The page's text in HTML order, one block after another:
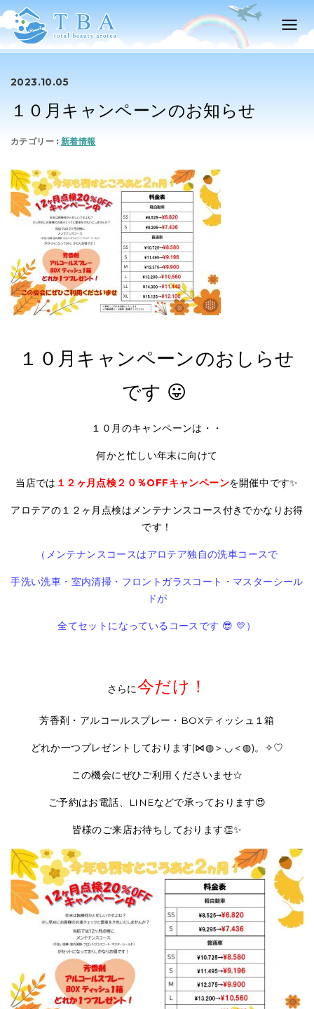
2023.10.05
１０月キャンペーンのお知らせ
新着情報
１０月キャンペーンのおしらせ
です 😛
１０月のキャンペーンは・・
何かと忙しい年末に向けて
当店では １２ヶ月点検２０％OFFキャンペーンを開催中です✨
アロテアの１２ヶ月点検はメンテナンスコース付きでかなりお得
です！
（メンテナンスコースはアロテア独自の洗車コースで
手洗い洗車・室内清掃・フロントガラスコート・マスターシール
ドが
全てセットになっているコースです 😎 💛）
さらに今だけ！
芳香剤・アルコールスプレー・BOXティッシュ１箱
どれか一つプレゼントしております(⋈◍＞◡＜◍)。✧♡
この機会にぜひご利用くださいませ☆
ご予約はお電話、LINEなどで承っております😍
皆様のご来店お待ちしております👏✨